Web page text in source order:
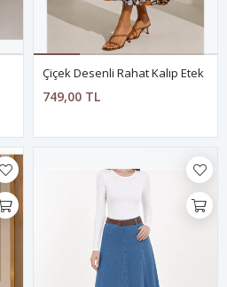
Çiçek Desenli Rahat Kalıp Etek
749,00 TL